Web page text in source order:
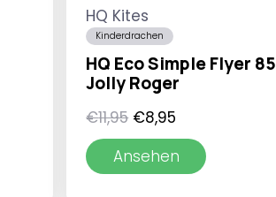
HQ Kites
Kinderdrachen
HQ Eco Simple Flyer 85
Jolly Roger
€11,95 Ursprünglicher
Preis
war:
€8,95
Preis
ist:
Ansehen